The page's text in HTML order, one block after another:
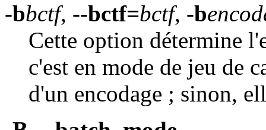
-bbctf, --bctf=bctf, -b
Cette option détermine
c'est en mode de jeu de
d'un encodage ; sinon,